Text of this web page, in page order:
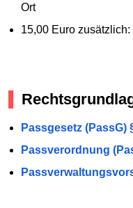
Ort
15,00 Euro
Passgesetz (PassG)
Passverordnung